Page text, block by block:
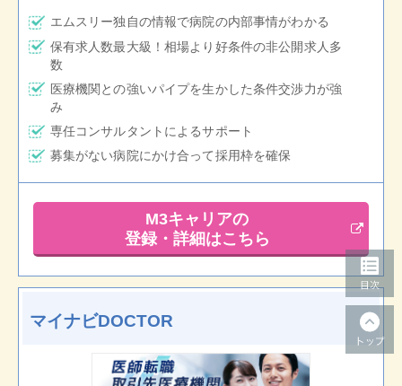
エムスリー独自の情報で病院の内部事情がわかる
保有求人数最大級！相場より好条件の非公開求人多
数
医療機関との強いパイプを生かした条件交渉力が強
み
専任コンサルタントによるサポート
募集がない病院にかけ合って採用枠を確保
M3キャリアの
登録・詳細はこちら
マイナビDOCTOR